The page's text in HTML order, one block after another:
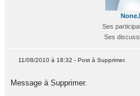
Ses
Ses
11/08/2010 à 18:32 - Post à Supprimer.
Message à Supprimer.